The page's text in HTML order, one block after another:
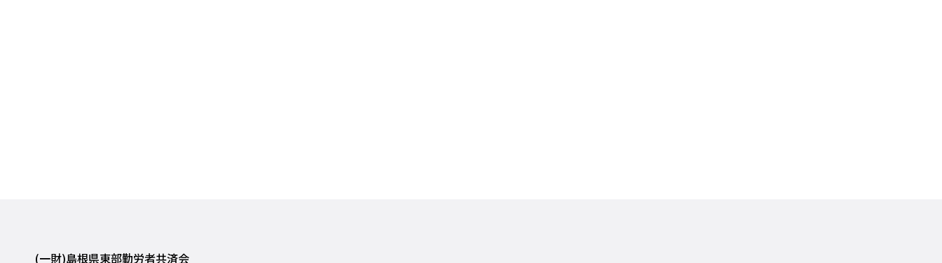
(一財)島根県東部勤労者共済会